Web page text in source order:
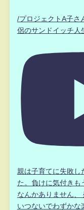
/プロジェクトA子
侶のサンドイッチ人
親は子育てに失敗し
た。負けに気付きも
なんかありません、
いつないでわずかな